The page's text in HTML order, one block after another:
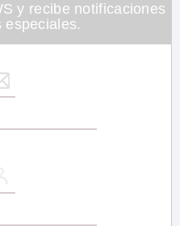
y recibe notificaciones
especiales.